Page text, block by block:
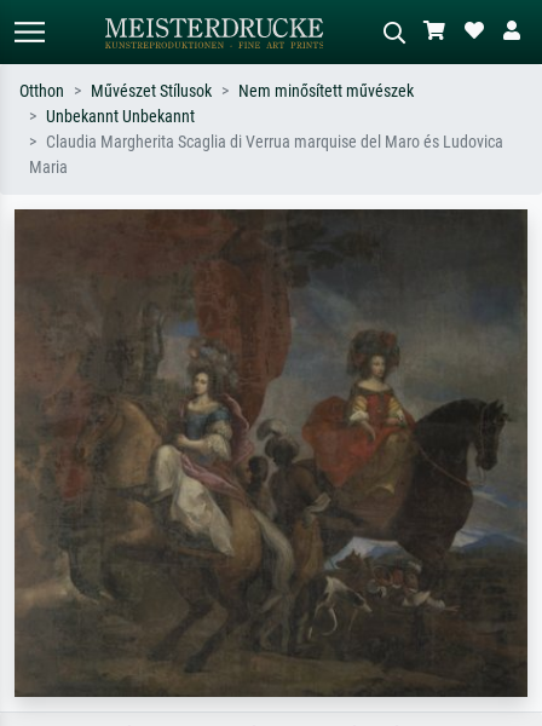
Alap keresés MI-képkereső
Keressen művész, műcím vagy stílus
impresszionizmus, Hokusai-hullám,
Otthon Művészet Stílusok
Nem minősített művészek
Unbekannt Unbekannt
Claudia Margherita Scaglia di Verrua marquise del Maro és Ludovica
Maria